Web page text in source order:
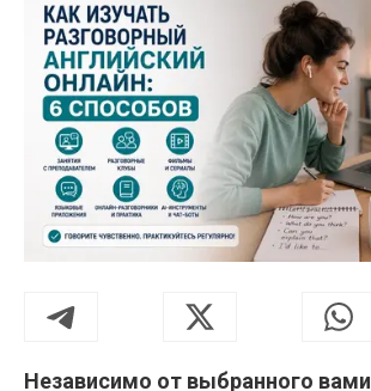
Независимо от выбранного